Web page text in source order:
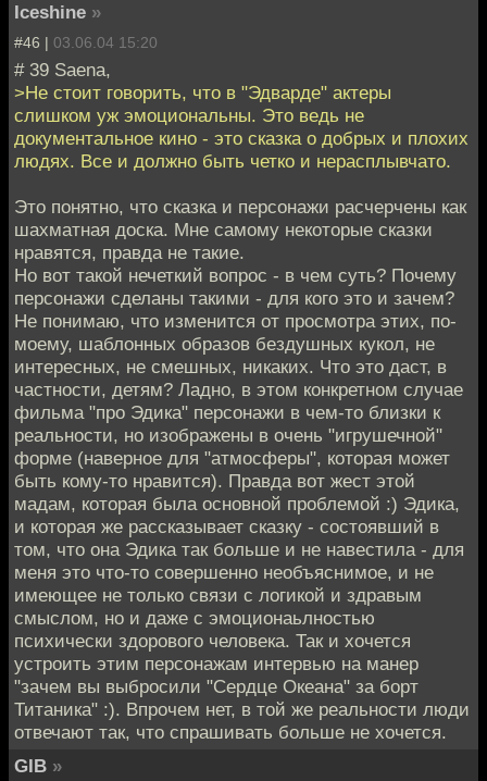
Iceshine »
#46 | 03.06.04 15:20
# 39 Saena,
>Не стоит говорить, что в "Эдварде" актеры
слишком уж эмоциональны. Это ведь не
документальное кино - это сказка о добрых и плохих
людях. Все и должно быть четко и нерасплывчато.
Это понятно, что сказка и персонажи расчерчены как
шахматная доска. Мне самому некоторые сказки
нравятся, правда не такие.
Но вот такой нечеткий вопрос - в чем суть? Почему
персонажи сделаны такими - для кого это и зачем?
Не понимаю, что изменится от просмотра этих, по-
моему, шаблонных образов бездушных кукол, не
интересных, не смешных, никаких. Что это даст, в
частности, детям? Ладно, в этом конкретном случае
фильма "про Эдика" персонажи в чем-то близки к
реальности, но изображены в очень "игрушечной"
форме (наверное для "атмосферы", которая может
быть кому-то нравится). Правда вот жест этой
мадам, которая была основной проблемой :) Эдика,
и которая же рассказывает сказку - состоявший в
том, что она Эдика так больше и не навестила - для
меня это что-то совершенно необъяснимое, и не
имеющее не только связи с логикой и здравым
смыслом, но и даже с эмоционаьлностью
психически здорового человека. Так и хочется
устроить этим персонажам интервью на манер
"зачем вы выбросили "Сердце Океана" за борт
Титаника" :). Впрочем нет, в той же реальности люди
отвечают так, что спрашивать больше не хочется.
GIB »